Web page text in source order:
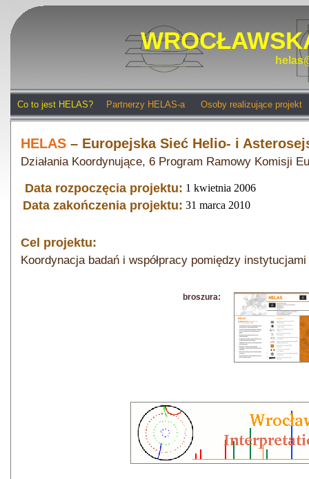
Co to jest HELAS? Partnerzy HELAS-a Osoby realizujące projekt
HELAS – Europejska Sieć Helio- i
Działania Koordynujące, 6 Program Ramowy Komisji
Data rozpoczęcia projektu: 1 kwietnia 2006
Data zakończenia projektu: 31 marca 2010
Cel projektu:
Koordynacja badań i współpracy pomiędzy
broszura: